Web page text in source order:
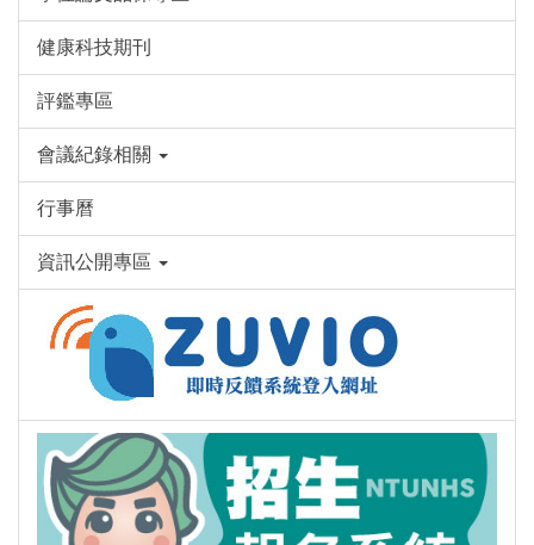
健康科技期刊
評鑑專區
會議紀錄相關
行事曆
資訊公開專區